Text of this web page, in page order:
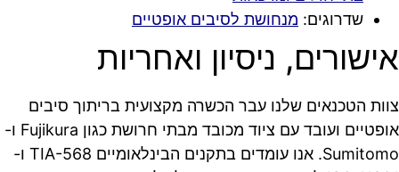
שדרוגים: מנחושת לסיבים אופטיים
אישורים, ניסיון ואחריות
צוות הטכנאים שלנו עבר הכשרה מקצועית בריתוך סיבים
אופטיים ועובד עם ציוד מכובד מבתי חרושת כגון Fujikura ו-
Sumitomo. אנו עומדים בתקנים הבינלאומיים TIA-568 ו-